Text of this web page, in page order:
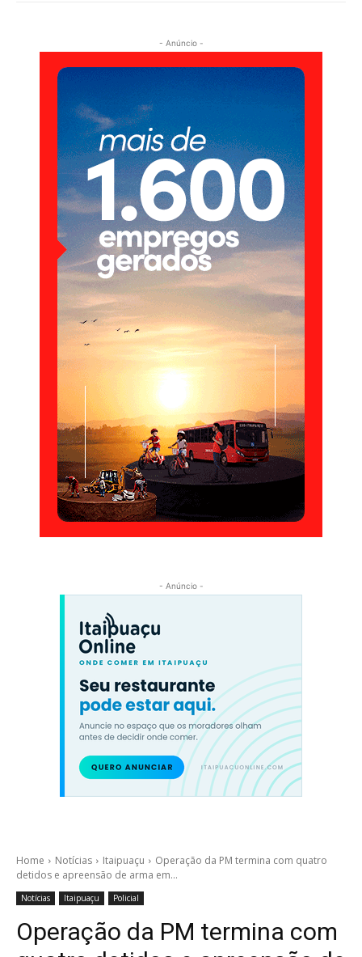
- Anúncio -
- Anúncio -